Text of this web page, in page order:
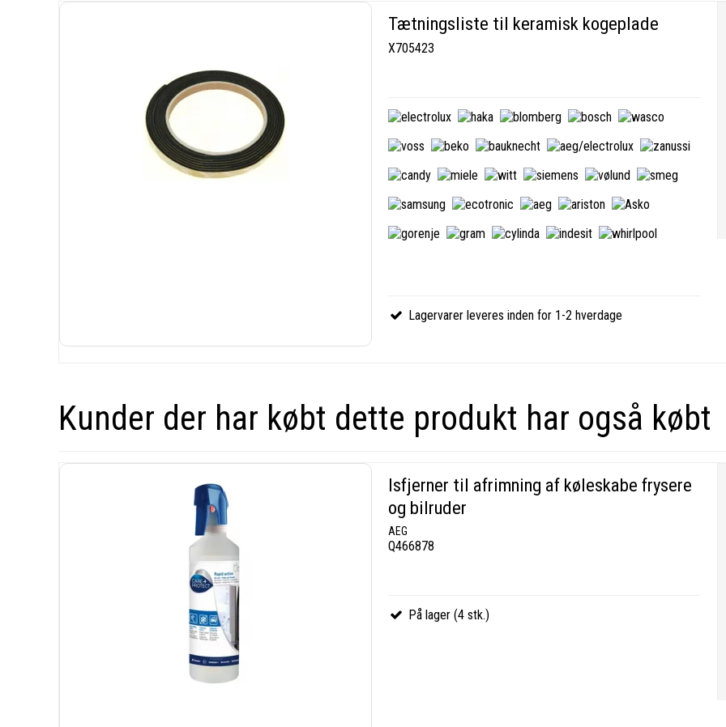
Tætningsliste til keramisk kogeplade
X705423
Lagervarer leveres inden for 1-2 hverdage
Kunder der har købt dette produkt har også købt
Isfjerner til afrimning af køleskabe frysere
og bilruder
AEG
Q466878
På lager (4 stk.)